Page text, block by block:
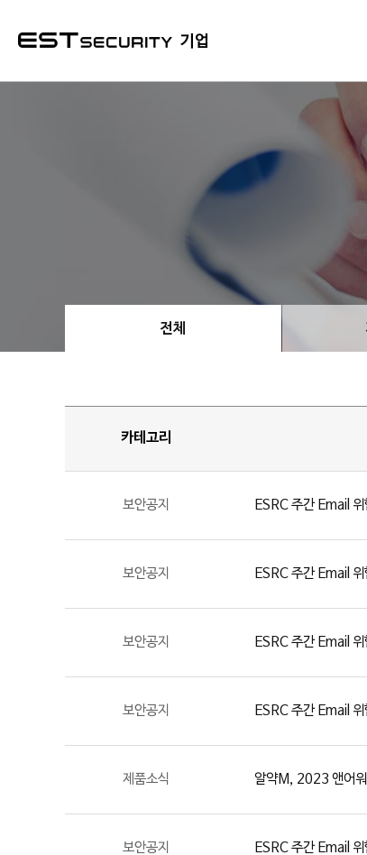
기업
전체
카테고리
보안공지 ESRC 주간 Email
보안공지 ESRC 주간 Email
보안공지 ESRC 주간 Email
보안공지 ESRC 주간 Email
제품소식 알약M, 2023 앤어워
보안공지 ESRC 주간 Email